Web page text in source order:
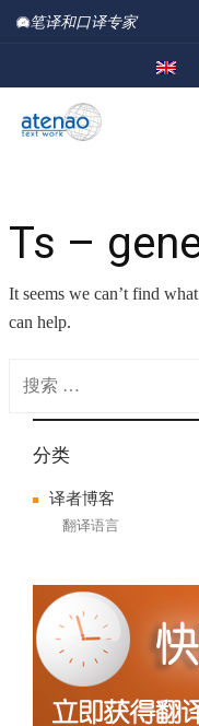
笔译和口译专家
Ts –
It seems we can’t find
can help.
Search
分类
译者博客
翻译语言